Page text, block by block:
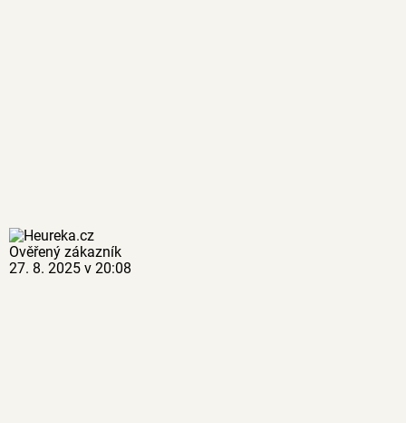
Ověřený zákazník
27. 8. 2025 v 20:08